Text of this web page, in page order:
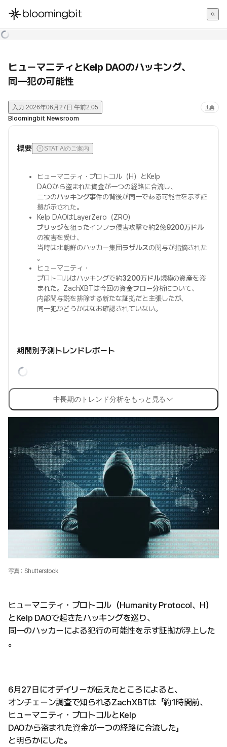
한국어
ヒューマニティとKelp DAOのハッキング、
同一犯の可能性
入力 2026年06月27日 午前2:05 出典
Bloomingbit Newsroom
概要 STAT AIのご案内
ヒューマニティ・プロトコル（H）とKelp
DAOから盗まれた資金が一つの経路に合流し、
二つのハッキング事件の背後が同一である可能性を示す証
拠が示された。
Kelp DAOはLayerZero（ZRO）
ブリッジを狙ったインフラ侵害攻撃で約2億9200万ドル
の被害を受け、
当時は北朝鮮のハッカー集団ラザルスの関与が指摘された
。
ヒューマニティ・
プロトコルはハッキングで約3200万ドル規模の資産を盗
まれた。ZachXBTは今回の資金フロー分析について、
内部関与説を排除する新たな証拠だと主張したが、
同一犯かどうかはなお確認されていない。
期間別予測トレンドレポート
中長期のトレンド分析をもっと見る
写真：Shutterstock
ヒューマニティ・プロトコル（Humanity Protocol、H）
とKelp DAOで起きたハッキングを巡り、
同一のハッカーによる犯行の可能性を示す証拠が浮上した
。
6月27日にオデイリーが伝えたところによると、
オンチェーン調査で知られるZachXBTは「約1時間前、
ヒューマニティ・プロトコルとKelp
DAOから盗まれた資金が一つの経路に合流した」
と明らかにした。